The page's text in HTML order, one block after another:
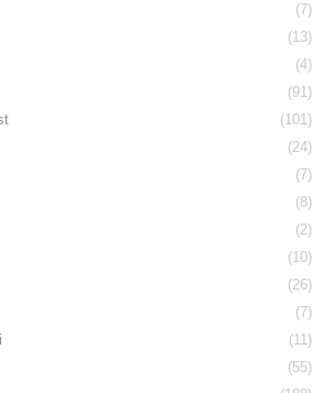
(7)
(13)
(4)
(91)
(101)
(24)
(7)
(8)
(2)
(10)
(26)
(7)
(11)
(55)